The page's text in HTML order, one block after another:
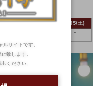
8/13(木)
8/14(金)
8/15(土)
-
サイトです。
致します。
ください。